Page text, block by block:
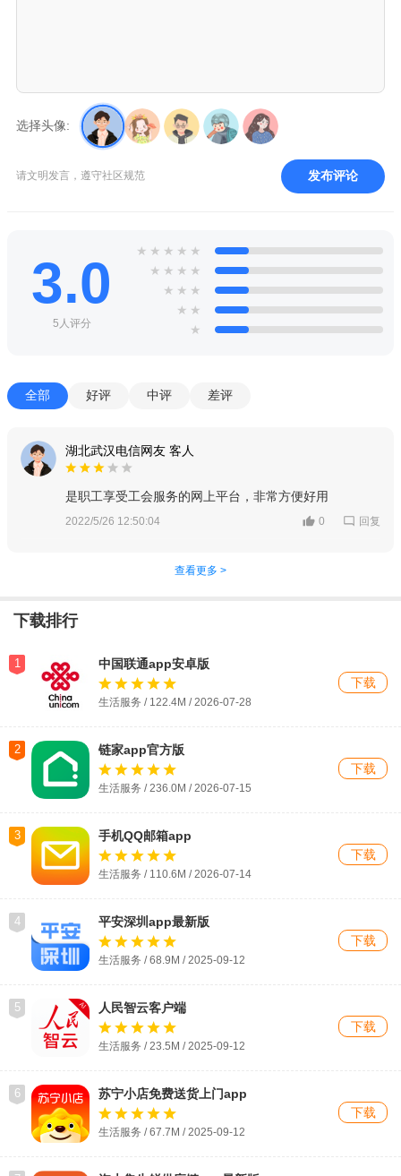
选择头像:
请文明发言，遵守社区规范 发布评论
3.0
5人评分
★ ★ ★ ★ ★
★ ★ ★ ★
★ ★ ★
★ ★
★
全部 好评 中评 差评
湖北武汉电信网友 客人
是职工享受工会服务的网上平台，非常方便好用
2022/5/26 12:50:04 0 回复
查看更多 >
下载排行
1 中国联通app安卓版
生活服务 / 122.4M / 2026-07-28
下载
2 链家app官方版
生活服务 / 236.0M / 2026-07-15
下载
3 手机QQ邮箱app
生活服务 / 110.6M / 2026-07-14
下载
4 平安深圳app最新版
生活服务 / 68.9M / 2025-09-12
下载
5 人民智云客户端
生活服务 / 23.5M / 2025-09-12
下载
6 苏宁小店免费送货上门app
生活服务 / 67.7M / 2025-09-12
下载